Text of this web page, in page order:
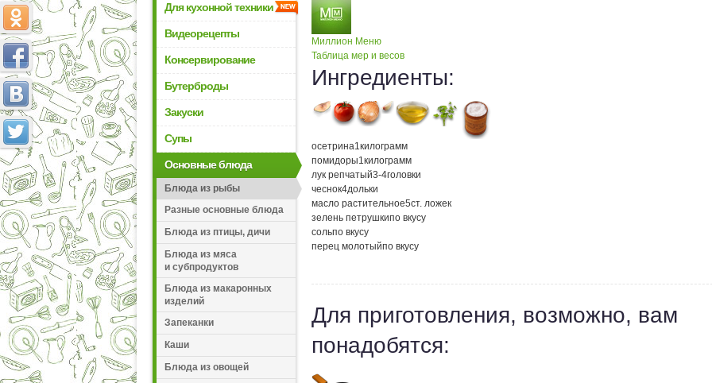
Для кухонной техники
Видеорецепты
Консервирование
Бутерброды
Закуски
Супы
Основные блюда
Блюда из рыбы
Разные основные блюда
Блюда из птицы, дичи
Блюда из мяса
и субпродуктов
Блюда из макаронных
изделий
Запеканки
Каши
Блюда из овощей
Миллион Меню
Таблица мер и весов
Ингредиенты:
осетрина1 килограмм
помидоры1 килограмм
лук репчатый3-4головки
чеснок4дольки
масло растительное5ст. ложек
зелень петрушкипо вкусу
сольпо вкусу
перец молотыйпо вкусу
Для приготовления, возможно, вам
понадобятся: